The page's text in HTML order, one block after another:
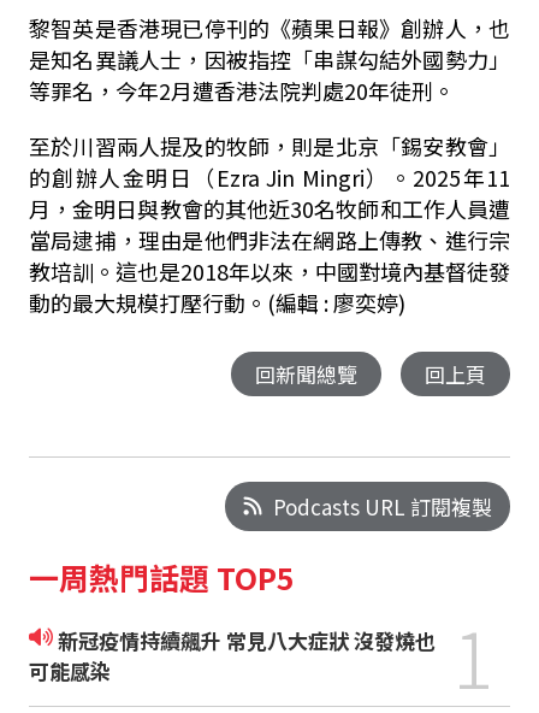
黎智英是香港現已停刊的《蘋果日報》創辦人，也
是知名異議人士，因被指控「串謀勾結外國勢力」
等罪名，今年2月遭香港法院判處20年徒刑。
至於川習兩人提及的牧師，則是北京「錫安教會」
的創辦人金明日（Ezra Jin Mingri）。2025年11
月，金明日與教會的其他近30名牧師和工作人員遭
當局逮捕，理由是他們非法在網路上傳教、進行宗
教培訓。這也是2018年以來，中國對境內基督徒發
動的最大規模打壓行動。 (編輯 : 廖奕婷)
回新聞總覽 回上頁
Podcasts URL 訂閱複製
一周熱門話題 TOP5
新冠疫情持續飆升 常見八大症狀 沒發燒也
可能感染
1